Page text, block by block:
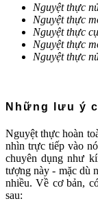
Nguyệt thực
Nguyệt thực
Nguyệt thực
Nguyệt thực
Nguyệt thực
Những lưu ý
Nguyệt thực hoàn
nhìn trực tiếp vào
chuyên dụng như
tượng này - mặc dù
nhiều. Về cơ bản,
sau: